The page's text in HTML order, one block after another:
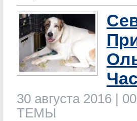
30 августа 2016 |
ТЕМЫ